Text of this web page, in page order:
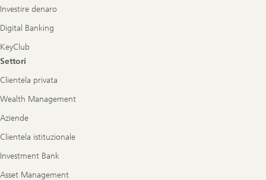
Investire denaro
Digital Banking
KeyClub
Settori
Clientela privata
Wealth Management
Aziende
Clientela istituzionale
Investment Bank
Asset Management